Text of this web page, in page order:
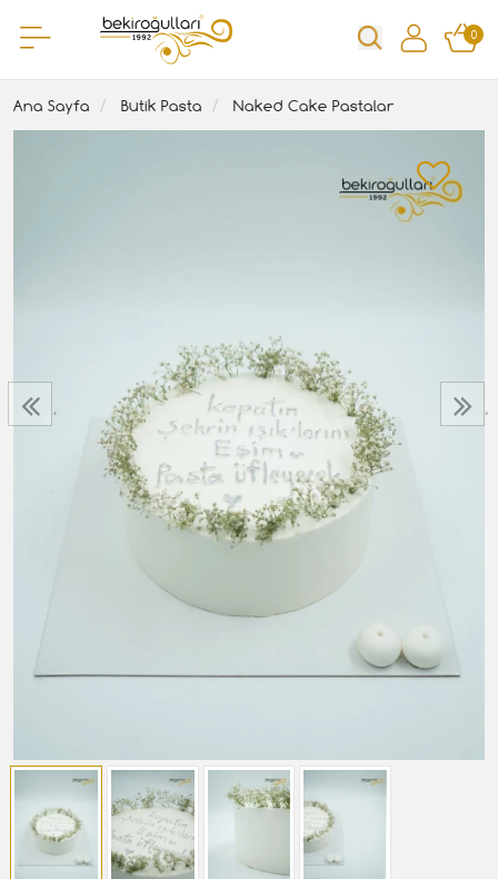
0
Ana Sayfa Butik Pasta Naked Cake Pastalar
‹ ›